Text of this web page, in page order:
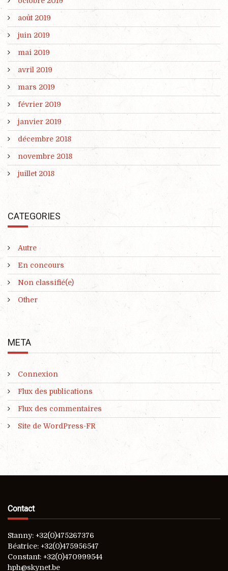
août 2019
juin 2019
mai 2019
avril 2019
mars 2019
février 2019
janvier 2019
décembre 2018
novembre 2018
juillet 2018
CATEGORIES
Autre
En concours
Non classifié(e)
Other
META
Connexion
Flux des publications
Flux des commentaires
Site de WordPress-FR
Contact
Stanny: +32(0)475267376
Béatrice: +32(0)475956547
Constant: +32(0)470999544
hph@skynet.be